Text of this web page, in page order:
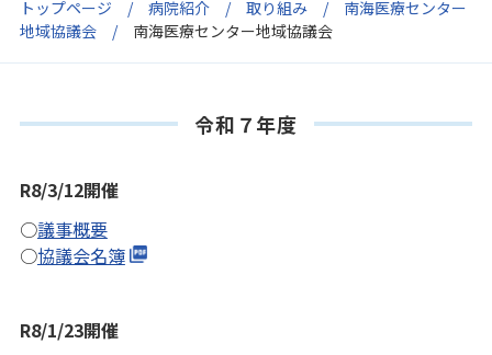
トップページ 病院紹介 取り組み
南海医療センター
地域協議会
南海医療センター地域協議会
令和７年度
R8/3/12開催
○議事概要
○協議会名簿
R8/1/23開催